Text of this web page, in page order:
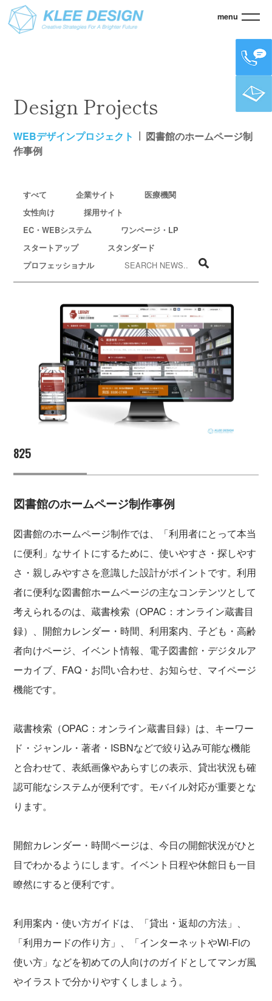
menu
KLEE >WEBデザインプロジェクト 図書館のホームページ制作事例
Design Projects
WEBデザインプロジェクト
図書館のホームページ制
作事例
すべて 企業サイト
医療機関
女性向け
採用サイト
EC・WEBシステム
ワンページ・LP
スタートアップ
スタンダード
プロフェッショナル
825
図書館のホームページ制作事例
図書館のホームページ制作では、「利用者にとって本当
に便利」なサイトにするために、使いやすさ・探しやす
さ・親しみやすさを意識した設計がポイントです。利用
者に便利な図書館ホームページの主なコンテンツとして
考えられるのは、蔵書検索（OPAC：オンライン蔵書目
録）、開館カレンダー・時間、利用案内、子ども・高齢
者向けページ、イベント情報、電子図書館・デジタルア
ーカイブ、FAQ・お問い合わせ、お知らせ、マイページ
機能です。
蔵書検索（OPAC：オンライン蔵書目録）は、キーワー
ド・ジャンル・著者・ISBNなどで絞り込み可能な機能
と合わせて、表紙画像やあらすじの表示、貸出状況も確
認可能なシステムが便利です。モバイル対応が重要とな
ります。
開館カレンダー・時間ページは、今日の開館状況がひと
目でわかるようにします。イベント日程や休館日も一目
瞭然にすると便利です。
利用案内・使い方ガイドは、「貸出・返却の方法」、
「利用カードの作り方」、「インターネットやWi-Fiの
使い方」などを初めての人向けのガイドとしてマンガ風
やイラストで分かりやすくしましょう。